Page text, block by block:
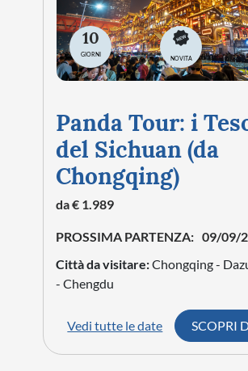
10
GIORNI
NOVITA
Panda Tour: i
del Sichuan (da
Chongqing)
da € 1.989
PROSSIMA PARTENZA: 09/09/
Città da visitare:Chongqing -
- Chengdu
Vedi tutte le date SCOPRI